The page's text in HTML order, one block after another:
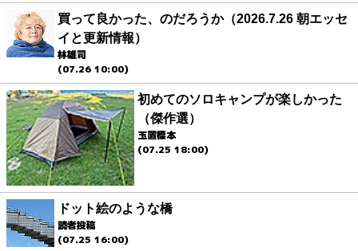
買って良かった、のだろうか（2026.7.26 朝エッセ
イと更新情報）
林雄司
(07.26 10:00)
初めてのソロキャンプが楽しかった
（傑作選）
玉置標本
(07.25 18:00)
ドット絵のような橋
読者投稿
(07.25 16:00)